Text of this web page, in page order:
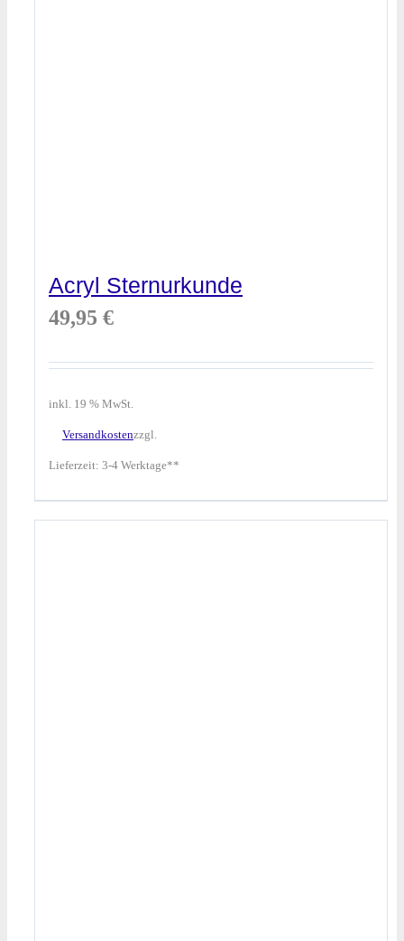
Acryl Sternurkunde
49,95 €
inkl. 19 % MwSt.
zzgl.
Versandkosten
Lieferzeit: 3-4 Werktage**